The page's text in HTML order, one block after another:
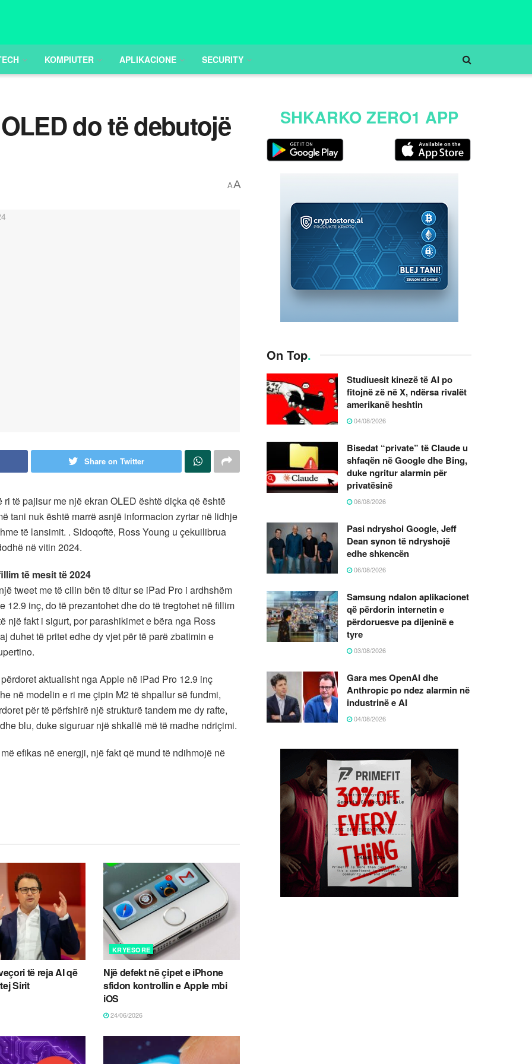
KOMPIUTER APLIKACIONE SECURITY
do të debutojë
AA
Share on Twitter
të pajisur me një ekran OLED është diçka që është
tani nuk është marrë asnjë informacion zyrtar në lidhje
të lansimit. . Sidoqoftë, Ross Young u çekuilibrua
në vitin 2024.
të mesit të 2024
tweet me të cilin bën të ditur se iPad Pro i ardhshëm
inç, do të prezantohet dhe do të tregtohet në fillim
një fakt i sigurt, por parashikimet e bëra nga Ross
duhet të pritet edhe dy vjet për të parë zbatimin e
aktualisht nga Apple në iPad Pro 12.9 inç
në modelin e ri me çipin M2 të shpallur së fundmi,
për të përfshirë një strukturë tandem me dy rafte,
blu, duke siguruar një shkallë më të madhe ndriçimi.
efikas në energji, një fakt që mund të ndihmojë në
të reja AI që
Sirit
KRYESORE
Një defekt në çipet e iPhone
sfidon kontrollin e Apple mbi
iOS
24/06/2026
SHKARKO ZERO1 APP
On Top.
Studiuesit kinezë të AI po
fitojnë zë në X, ndërsa rivalët
amerikanë heshtin
04/08/2026
Bisedat “private” të Claude u
shfaqën në Google dhe Bing,
duke ngritur alarmin për
privatësinë
06/08/2026
Pasi ndryshoi Google, Jeff
Dean synon të ndryshojë
edhe shkencën
06/08/2026
Samsung ndalon aplikacionet
që përdorin internetin e
përdoruesve pa dijeninë e
tyre
03/08/2026
Gara mes OpenAI dhe
Anthropic po ndez alarmin në
industrinë e AI
04/08/2026